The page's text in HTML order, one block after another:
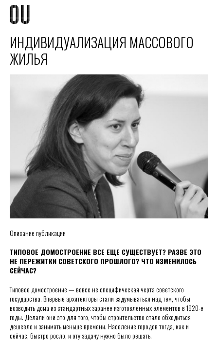
ИНДИВИДУАЛИЗАЦИЯ МАССОВОГО
ЖИЛЬЯ
Описание публикации
ТИПОВОЕ ДОМОСТРОЕНИЕ ВСЕ ЕЩЕ СУЩЕСТВУЕТ? РАЗВЕ ЭТО
НЕ ПЕРЕЖИТКИ СОВЕТСКОГО ПРОШЛОГО? ЧТО ИЗМЕНИЛОСЬ
СЕЙЧАС?
Типовое домостроение — вовсе не специфическая черта советского
государства. Впервые архитекторы стали задумываться над тем, чтобы
возводить дома из стандартных заранее изготовленных элементов в 1920-е
годы. Делали они это для того, чтобы строительство стало обходиться
дешевле и занимать меньше времени. Население городов тогда, как и
сейчас, быстро росло, и эту задачу нужно было решать.